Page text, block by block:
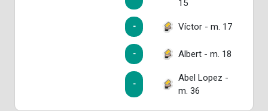
15
- Víctor - m. 17
- Albert - m. 18
-
Abel Lopez -
m. 36